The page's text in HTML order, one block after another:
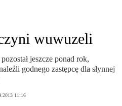
wuwuzeli
jeszcze ponad rok,
godnego zastępcę dla słynnej
11:16